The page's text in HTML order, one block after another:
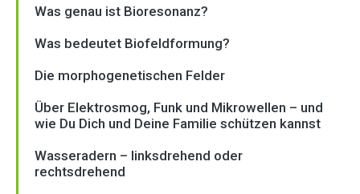
Was genau ist Bioresonanz?
Was bedeutet Biofeldformung?
Die morphogenetischen Felder
Über Elektrosmog, Funk und Mikrowellen – und
wie Du Dich und Deine Familie schützen kannst
Wasseradern – linksdrehend oder
rechtsdrehend